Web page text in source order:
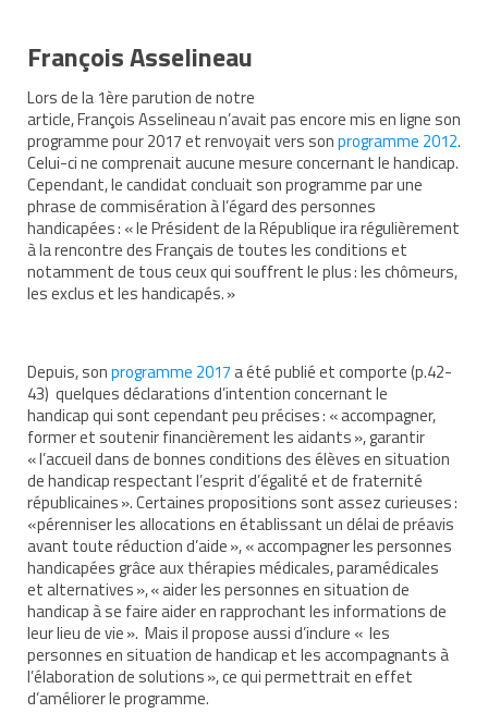
Aides destinées aux fonctionnaires
Aides pour les salariés du privé
Aide exceptionnelle sécurité sociale
Aide aux démarches relatives à la
scolarisation
Education nationale : ASH
AESH et équipe éducative
Que faire en cas d’absence de l’AESH ?
Redoublement et commission d’appel
Recours
Jurisprudence
Nos webinaires
Nos cafés des parents
Soutenir TouPI
François Asselineau
Lors de la 1èreparution de notre
article, François Asselineau n’avait pas encore mis en ligne son
programme pour 2017 et renvoyait vers sonprogramme 2012.
Celui-ci ne comprenait aucune mesure concernant le handicap.
Cependant, le candidat concluait son programme par une
phrase de commisération à l’égard des personnes
handicapées : « le Président de la République ira régulièrement
à la rencontre des Français de toutes les conditions et
notamment de tous ceux qui souffrent le plus : les chômeurs,
les exclus et les handicapés. »
Depuis, sonprogramme 2017a été publié et comporte (p.42-
43) quelques déclarations d’intention concernant le
handicap qui sont cependant peu précises : « accompagner,
former et soutenir financièrement les aidants », garantir
« l’accueil dans de bonnes conditions des élèves en situation
de handicap respectant l’esprit d’égalité et de fraternité
républicaines ». Certaines propositions sont assez curieuses :
«pérenniser les allocations en établissant un délai de préavis
avant toute réduction d’aide », « accompagner les personnes
handicapées grâce aux thérapies médicales, paramédicales
et alternatives », « aider les personnes en situation de
handicap à se faire aider en rapprochant les informations de
leur lieu de vie ». Mais il propose aussi d’inclure « les
personnes en situation de handicap et les accompagnants à
l’élaboration de solutions », ce qui permettrait en effet
d’améliorer le programme.